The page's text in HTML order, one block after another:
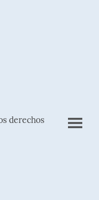
derechos